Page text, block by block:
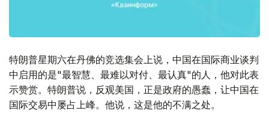
特朗普星期六在丹佛的竞选集会上说，中国在国际商业谈判
中启用的是"最智慧、最难以对付、最认真"的人，他对此表
示赞赏。特朗普说，反观美国，正是政府的愚蠢，让中国在
国际交易中屡占上峰。他说，这是他的不满之处。